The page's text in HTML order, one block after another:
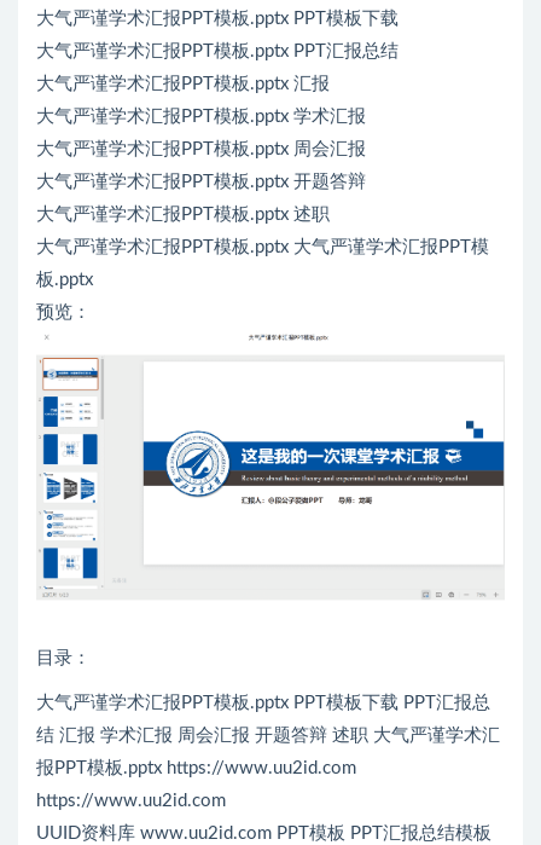
大气严谨学术汇报PPT模板.pptx PPT模板下载
大气严谨学术汇报PPT模板.pptx PPT汇报总结
大气严谨学术汇报PPT模板.pptx 汇报
大气严谨学术汇报PPT模板.pptx 学术汇报
大气严谨学术汇报PPT模板.pptx 周会汇报
大气严谨学术汇报PPT模板.pptx 开题答辩
大气严谨学术汇报PPT模板.pptx 述职
大气严谨学术汇报PPT模板.pptx 大气严谨学术汇报PPT模
板.pptx
预览：
目录：
大气严谨学术汇报PPT模板.pptx PPT模板下载 PPT汇报总
结 汇报 学术汇报 周会汇报 开题答辩 述职 大气严谨学术汇
报PPT模板.pptx https://www.uu2id.com
https://www.uu2id.com
UUID资料库 www.uu2id.com PPT模板 PPT汇报总结模板